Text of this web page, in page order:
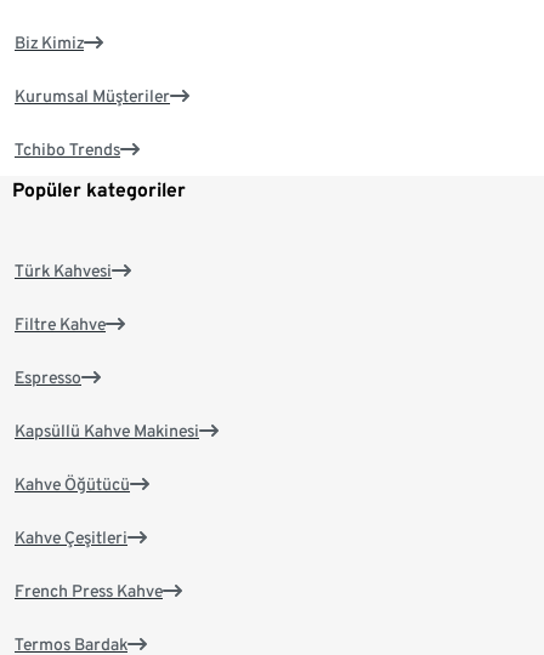
Biz Kimiz
Kurumsal Müşteriler
Tchibo Trends
Popüler kategoriler
Türk Kahvesi
Filtre Kahve
Espresso
Kapsüllü Kahve Makinesi
Kahve Öğütücü
Kahve Çeşitleri
French Press Kahve
Termos Bardak